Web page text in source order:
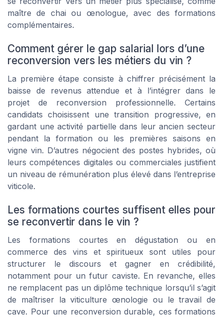
maître de chai ou œnologue, avec des formations
complémentaires.
Comment gérer le gap salarial lors d’une
reconversion vers les métiers du vin ?
La première étape consiste à chiffrer précisément la
baisse de revenus attendue et à l’intégrer dans le
projet de reconversion professionnelle. Certains
candidats choisissent une transition progressive, en
gardant une activité partielle dans leur ancien secteur
pendant la formation ou les premières saisons en
vigne vin. D’autres négocient des postes hybrides, où
leurs compétences digitales ou commerciales justifient
un niveau de rémunération plus élevé dans l’entreprise
viticole.
Les formations courtes suffisent elles pour
se reconvertir dans le vin ?
Les formations courtes en dégustation ou en
commerce des vins et spiritueux sont utiles pour
structurer le discours et gagner en crédibilité,
notamment pour un futur caviste. En revanche, elles
ne remplacent pas un diplôme technique lorsqu’il s’agit
de maîtriser la viticulture œnologie ou le travail de
cave. Pour une reconversion durable, ces formations